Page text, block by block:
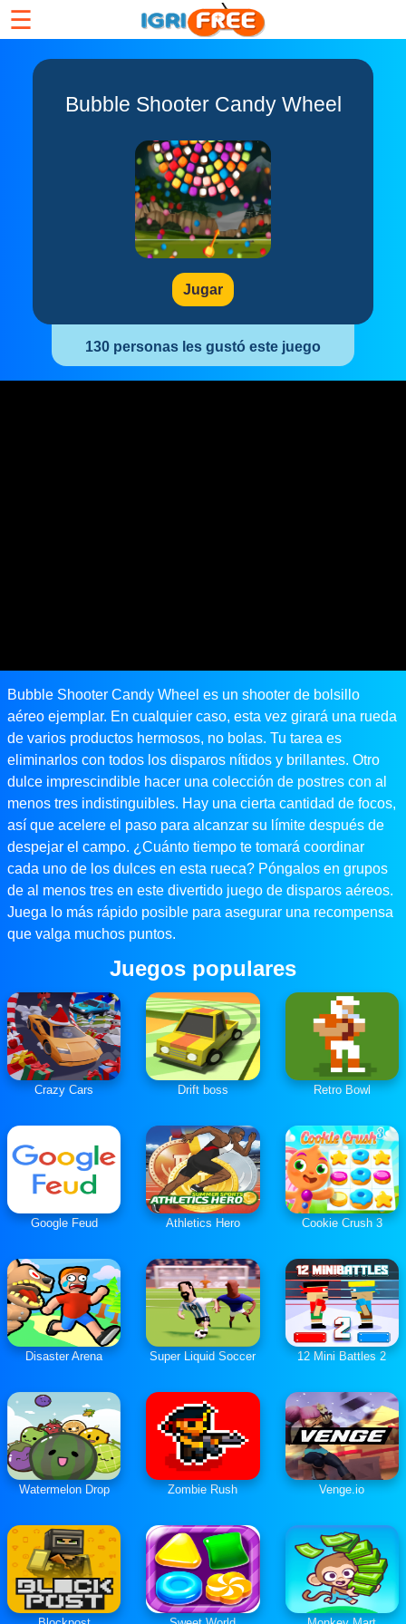
☰
Bubble Shooter Candy Wheel
Jugar
130 personas les gustó este juego
Bubble Shooter Candy Wheel es un shooter de bolsillo
aéreo ejemplar. En cualquier caso, esta vez girará una rueda
de varios productos hermosos, no bolas. Tu tarea es
eliminarlos con todos los disparos nítidos y brillantes. Otro
dulce imprescindible hacer una colección de postres con al
menos tres indistinguibles. Hay una cierta cantidad de focos,
así que acelere el paso para alcanzar su límite después de
despejar el campo. ¿Cuánto tiempo te tomará coordinar
cada uno de los dulces en esta rueca? Póngalos en grupos
de al menos tres en este divertido juego de disparos aéreos.
Juega lo más rápido posible para asegurar una recompensa
que valga muchos puntos.
Juegos populares
Crazy Cars Drift boss Retro Bowl
Google Feud Athletics Hero Cookie Crush 3
Disaster Arena Super Liquid Soccer 12 Mini Battles 2
Watermelon Drop Zombie Rush Venge.io